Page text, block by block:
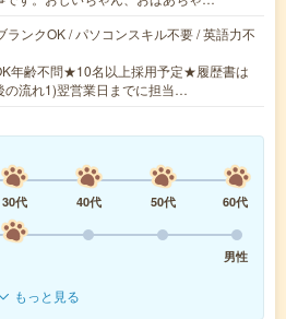
ランクOK / パソコンスキル不要 / 英語力不
年齢不問★10名以上採用予定★履歴書は
流れ1)翌営業日までに担当…
30代 40代 50代
60代
男性
もっと見る